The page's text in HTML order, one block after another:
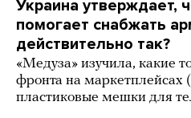
Украина утверждает,
помогает снабжать
действительно так?
«Медуза» изучила, какие
фронта на маркетплейсах
пластиковые мешки для